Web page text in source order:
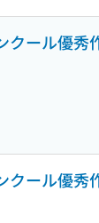
クール優秀
クール優秀